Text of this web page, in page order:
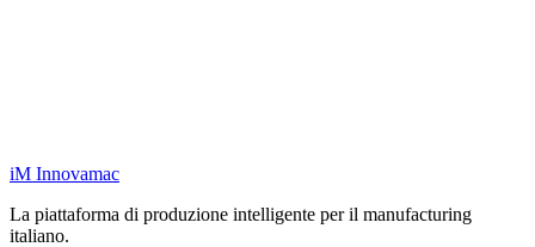
iM Innovamac
La piattaforma di produzione intelligente per il manufacturing
italiano.